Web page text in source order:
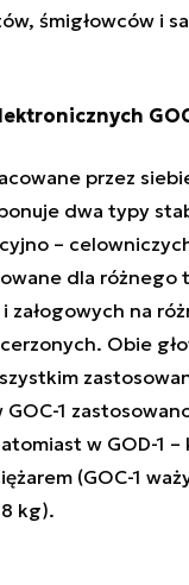
śmigłowców i
przez
dwa typy
–
dla różnego
załogowych na
Obie
1
w GOD-1 –
(GOC-1
kg).